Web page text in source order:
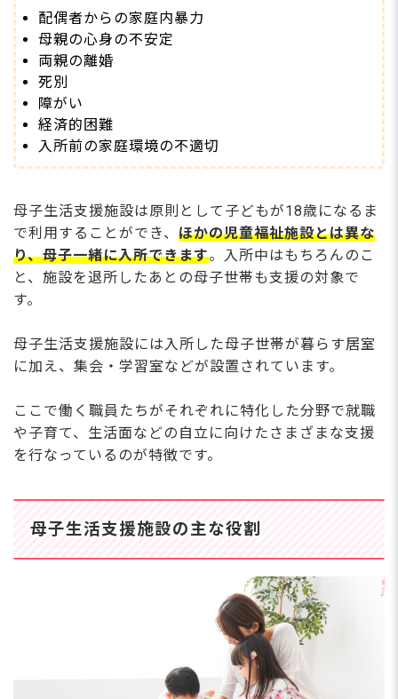
配偶者からの家庭内暴力
母親の心身の不安定
両親の離婚
死別
障がい
経済的困難
入所前の家庭環境の不適切
母子生活支援施設は原則として子どもが18歳になるま
で利用することができ、 ほかの児童福祉施設とは異な
り、母子一緒に入所できます。入所中はもちろんのこ
と、施設を退所したあとの母子世帯も支援の対象で
す。
母子生活支援施設には入所した母子世帯が暮らす居室
に加え、集会・学習室などが設置されています。
ここで働く職員たちがそれぞれに特化した分野で就職
や子育て、生活面などの自立に向けたさまざまな支援
を行なっているのが特徴です。
母子生活支援施設の主な役割